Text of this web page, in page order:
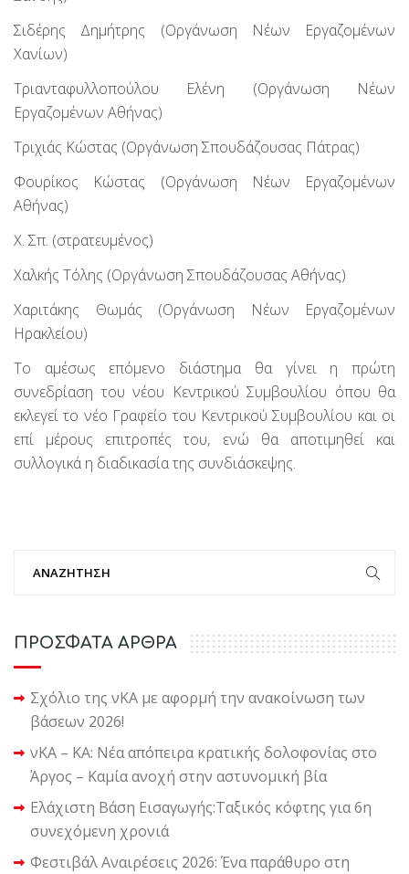
Σιδέρης Δημήτρης (Οργάνωση Νέων Εργαζομένων
Χανίων)
Τριανταφυλλοπούλου Ελένη (Οργάνωση Νέων
Εργαζομένων Αθήνας)
Τριχιάς Κώστας (Οργάνωση Σπουδάζουσας Πάτρας)
Φουρίκος Κώστας (Οργάνωση Νέων Εργαζομένων
Αθήνας)
Χ. Σπ. (στρατευμένος)
Χαλκής Τόλης (Οργάνωση Σπουδάζουσας Αθήνας)
Χαριτάκης Θωμάς (Οργάνωση Νέων Εργαζομένων
Ηρακλείου)
Το αμέσως επόμενο διάστημα θα γίνει η πρώτη
συνεδρίαση του νέου Κεντρικού Συμβουλίου όπου θα
εκλεγεί το νέο Γραφείο του Κεντρικού Συμβουλίου και οι
επί μέρους επιτροπές του, ενώ θα αποτιμηθεί και
συλλογικά η διαδικασία της συνδιάσκεψης.
ΠΡΟΣΦΑΤΑ ΑΡΘΡΑ
Σχόλιο της νΚΑ με αφορμή την ανακοίνωση των
βάσεων 2026!
νΚΑ – ΚΑ: Νέα απόπειρα κρατικής δολοφονίας στο
Άργος – Καμία ανοχή στην αστυνομική βία
Ελάχιστη Βάση Εισαγωγής:Ταξικός κόφτης για 6η
συνεχόμενη χρονιά
Φεστιβάλ Αναιρέσεις 2026: Ένα παράθυρο στη